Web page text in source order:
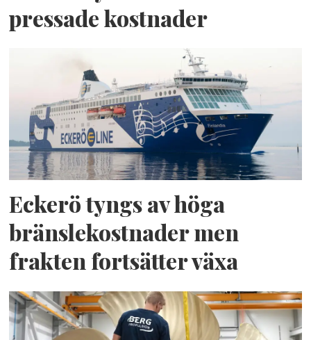
pressade kostnader
Eckerö tyngs av höga
bränslekostnader men
frakten fortsätter växa